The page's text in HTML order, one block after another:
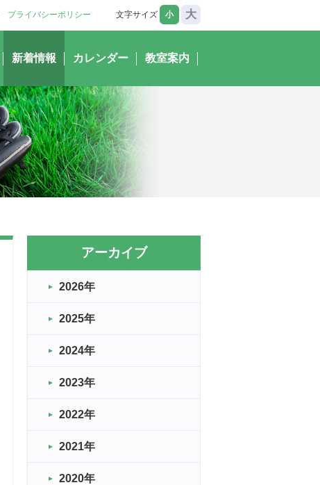
プライバシーポリシー
新着情報 カレンダー 教室案内
文字サイズ 小 大
アーカイブ
2026年
2025年
2024年
2023年
2022年
2021年
2020年